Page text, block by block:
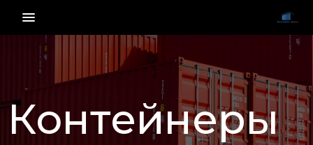
menu_vert
Контейнеры